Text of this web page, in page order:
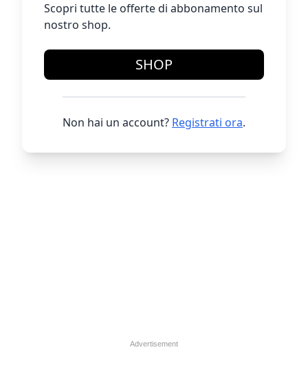
Scopri tutte le offerte di abbonamento sul
nostro shop.
SHOP
Non hai un account? Registrati ora.